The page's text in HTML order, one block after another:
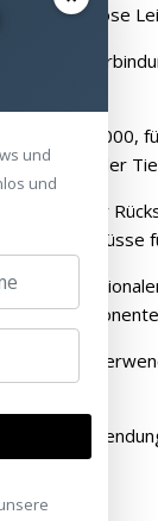
– Mühelose
App-
beim PB-1000,
Leistung oder
auf der
und
den
zur
zur
und
und